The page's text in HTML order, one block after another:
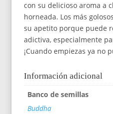
con su delicioso aroma a
horneada. Los más
su apetito porque puede
adictiva, especialmente
¡Cuando empiezas ya no
Información adicional
Banco de semillas
Buddha